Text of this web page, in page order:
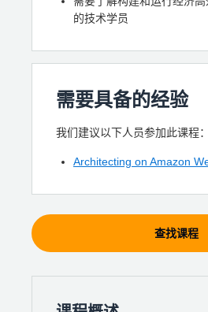
的技术学员
需要具备的经验
我们建议以下人员参加此课程：
Architecting on Amazon
查找课程